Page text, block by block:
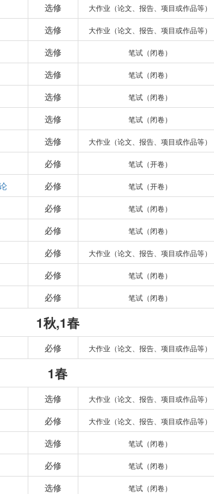
选修 大作业（论文、报告、项目或作品等）
选修 大作业（论文、报告、项目或作品等）
选修 笔试（闭卷）
选修 笔试（闭卷）
选修 笔试（闭卷）
选修 笔试（闭卷）
选修 大作业（论文、报告、项目或作品等）
必修 笔试（开卷）
必修 笔试（开卷）
必修 笔试（闭卷）
必修 笔试（闭卷）
必修 大作业（论文、报告、项目或作品等）
必修 笔试（闭卷）
必修 笔试（闭卷）
1秋,1春
必修 大作业（论文、报告、项目或作品等）
1春
选修 大作业（论文、报告、项目或作品等）
必修 大作业（论文、报告、项目或作品等）
选修 笔试（闭卷）
必修 笔试（闭卷）
选修 笔试（闭卷）